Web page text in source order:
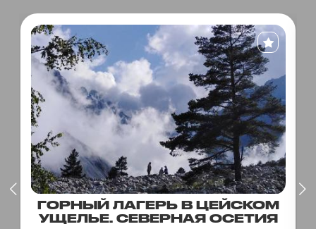
ГОРНЫЙ ЛАГЕРЬ В ЦЕЙСКОМ
УЩЕЛЬЕ. СЕВЕРНАЯ ОСЕТИЯ